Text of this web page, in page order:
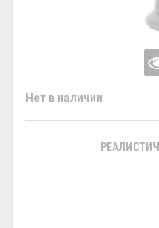
Нет в наличии